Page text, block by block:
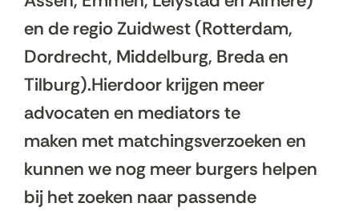
en de regio Zuidwest (Rotterdam,
Dordrecht, Middelburg, Breda en
Tilburg).Hierdoor krijgen meer
advocaten en mediators te
maken met matchingsverzoeken en
kunnen we nog meer burgers helpen
bij het zoeken naar passende